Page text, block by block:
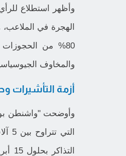
الهجرة في
80% من
والمخاوف
أزمة التأشيرات
وأوضحت "واشنطن